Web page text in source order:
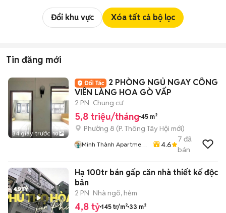
Đổi khu vực Xóa tất cả bộ lọc
Tin đăng mới
34 giây trước 10
2 PHÒNG NGỦ NGAY CÔNG
VIÊN LÀNG HOA GÒ VẤP
2 PN Chung cư
5,8 triệu/tháng 45 m²
Phường 8 (P. Thông Tây Hội mới)
Minh Thành Apartment
4.6
7 đã
bán
Hạ 100tr bán gấp căn nhà thiết kế độc
bản
2 PN Nhà ngõ, hẻm
4,8 tỷ 145 tr/m² 33 m²